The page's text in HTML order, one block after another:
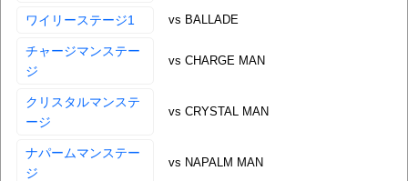
ワイリーステージ1 vs BALLADE
チャージマンステー
ジ
vs CHARGE MAN
クリスタルマンステ
ージ
vs CRYSTAL MAN
ナパームマンステー
ジ
vs NAPALM MAN